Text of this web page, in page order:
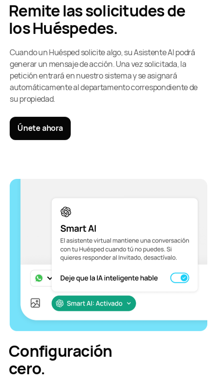
Remite las solicitudes de
los Huéspedes.
Cuando un Huésped solicite algo, su Asistente AI podrá
generar un mensaje de acción. Una vez solicitada, la
petición entrará en nuestro sistema y se asignará
automáticamente al departamento correspondiente de
su propiedad.
Únete ahora
Configuración
cero.